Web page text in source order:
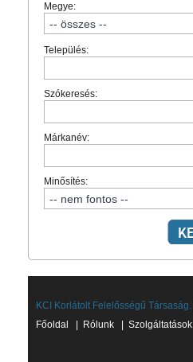
Megye:
Település:
Szókeresés:
Márkanév:
Minősítés:
KCI Korlátolt Felelősségű Társaság.
Főoldal
Rólunk Szolgáltatások